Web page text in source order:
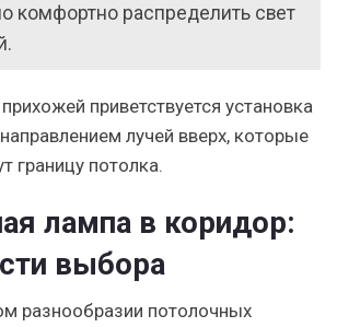
комфортно распределить свет
приветствуется установка
лучей вверх, которые
границу потолка.
лампа в коридор:
выбора
разнообразии потолочных